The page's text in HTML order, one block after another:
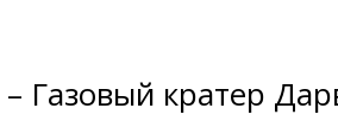
Газовый кратер